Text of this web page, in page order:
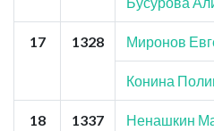
17 1328 Миронов
Конина
18 1337 Ненашкин